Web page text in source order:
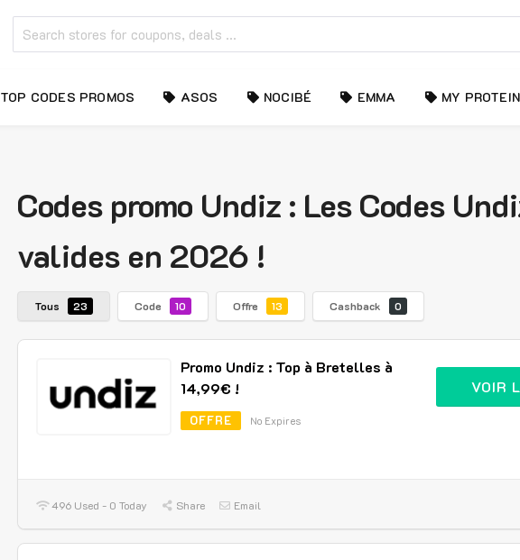
TOP CODES PROMOS ASOS NOCIBÉ EMMA MY PROTEIN
Codes promo Undiz : Les Codes
valides en 2026 !
Tous 23 Code 10 Offre 13 Cashback 0
Promo Undiz : Top à Bretelles à
14,99€ !
OFFRE No Expires
VOIR
496 Used - 0 Today Share Email